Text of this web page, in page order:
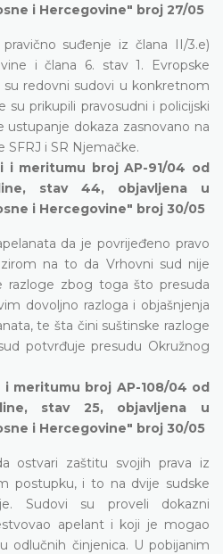
i Hercegovine" broj 27/05
suđenje iz člana II/3.e)
i člana 6. stav 1. Evropske
redovni sudovi u konkretnom
su prikupili pravosudni i policijski
ustupanje dokaza zasnovano na
i SR Njemačke.
i meritumu broj AP-91/04 od
stav 44, objavljena u
i Hercegovine" broj 30/05
da je povrijeđeno pravo
na to da Vrhovni sud nije
razloge zbog toga što presuda
dovoljno razloga i objašnjenja
te šta čini suštinske razloge
potvrđuje presudu Okružnog
meritumu broj AP-108/04 od
stav 25, objavljena u
i Hercegovine" broj 30/05
ostvari zaštitu svojih prava iz
postupku, i to na dvije sudske
Sudovi su proveli dokazni
apelant i koji je mogao
odlučnih činjenica. U pobijanim